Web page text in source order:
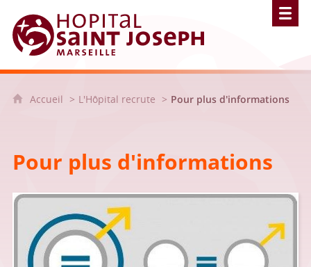
Hôpital Saint Joseph - Marseille
Accueil L'Hôpital recrute Pour plus d'informations
Pour plus d'informations